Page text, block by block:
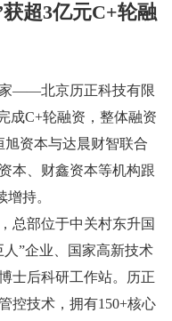
超3亿元C+轮融
——北京历正科技有限
成C+轮融资，整体融资
资本与达晨财智联合
本、财鑫资本等机构跟
持。
总部位于中关村东升国
”企业、国家高新技术
士后科研工作站。历正
控技术，拥有150+核心